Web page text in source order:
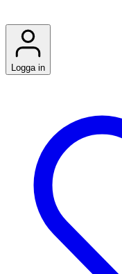
Logga in